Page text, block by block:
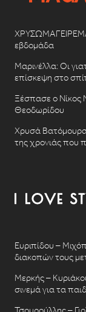
εβδομάδα
Μαρινέλλα: Οι
επίσκεψη στο
Ξέσπασε ο Νίκος
Θεοδωρίδου
Χρυσά Βατόμουρα:
της χρονιάς που
Ευριπίδου –
διακοπών τους
Μερκής –
σινεμά για τα